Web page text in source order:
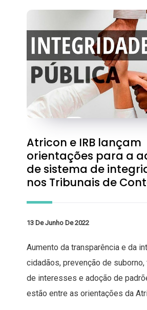
Atricon e IRB lançam
orientações para a
de sistema de
nos Tribunais de
13 De Junho De 2022
Aumento da transparência e da
cidadãos, prevenção de
de interesses e adoção de
estão entre as orientações da